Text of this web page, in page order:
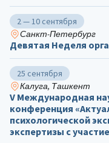
2 — 10 сентября
Санкт-Петербург
Девятая Неделя
25 сентября
Калуга, Ташкент
V Международная
конференция
психологической
экспертизы с